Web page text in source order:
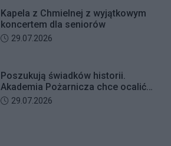
Kapela z Chmielnej z wyjątkowym
koncertem dla seniorów
Data dodania artykułu:
29.07.2026
Poszukują świadków historii.
Akademia Pożarnicza chce ocalić
wspomnienia z pamiętnego strajku
Data dodania artykułu:
29.07.2026